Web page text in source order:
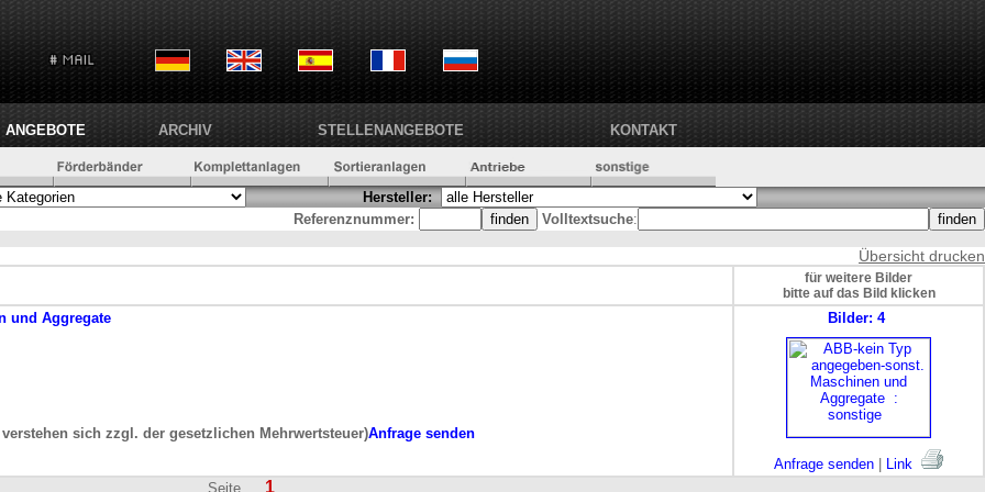
ANGEBOTE ARCHIV STELLENANGEBOTE KONTAKT
Hersteller:
Referenznummer:
Volltextsuche:
Übersicht drucken
für weitere Bilder
bitte auf das Bild klicken
und Aggregate
sich zzgl. der gesetzlichen Mehrwertsteuer)Anfrage senden
Bilder: 4
Anfrage senden
Link
Seite
1